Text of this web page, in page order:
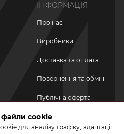
ІНФОРМАЦІЯ
Про нас
Виробники
Доставка та оплата
Повернення та обмін
Публічна оферта
Політика
конфіденційності
файли cookie
для аналізу трафіку, адаптації